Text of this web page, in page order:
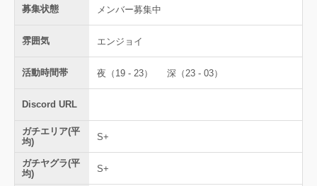
募集状態 メンバー募集中
雰囲気 エンジョイ
活動時間帯 夜（19 - 23） 深（23 - 03）
Discord URL
ガチエリア(平
均)
S+
ガチヤグラ(平
均)
S+